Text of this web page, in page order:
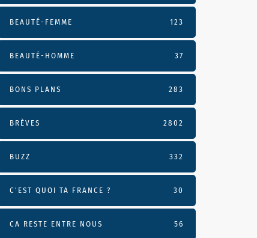
BEAUTÉ-FEMME 123
BEAUTÉ-HOMME 37
BONS PLANS 283
BRÈVES 2802
BUZZ 332
C'EST QUOI TA FRANCE ? 30
CA RESTE ENTRE NOUS 56